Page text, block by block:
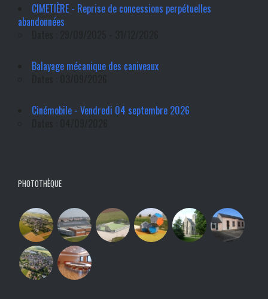
CIMETIÈRE - Reprise de concessions perpétuelles
abandonnées
Balayage mécanique des caniveaux
Cinémobile - Vendredi 04 septembre 2026
PHOTOTHÈQUE